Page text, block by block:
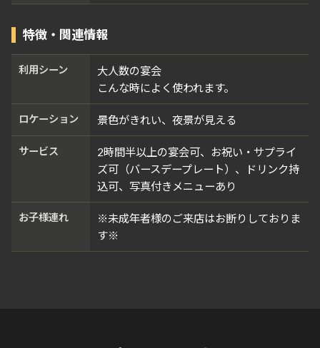
特徴・関連情報
利用シーン
大人数の宴会
こんな時によく使われます。
ロケーション 景色がきれい、夜景が見える
サービス
2時間半以上の宴会可、お祝い・サプライ
ズ可（バースデープレート）、ドリンク持
込可、写真付きメニューあり
お子様連れ
※未成年者様のご来店はお断りしておりま
す※